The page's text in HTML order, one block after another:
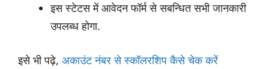
इस स्टेटस में आवेदन फॉर्म से सबन्धित सभी जानकारी
उपलब्ध होगा.
इसे भी पढ़े, अकाउंट नंबर से स्कॉलरशिप कैसे चेक करें